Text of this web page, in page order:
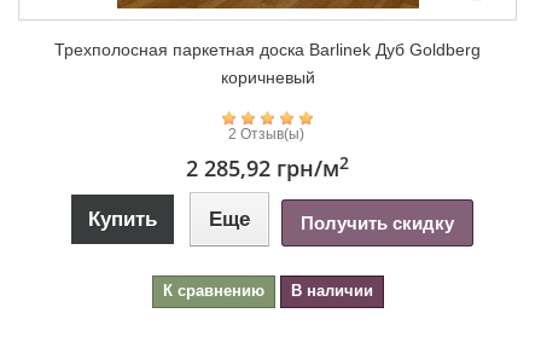
Трехполосная паркетная доска Barlinek Дуб Goldberg
коричневый
2 Отзыв(ы)
2 285,92 грн/м2
Купить Еще Получить скидку
К сравнению В наличии